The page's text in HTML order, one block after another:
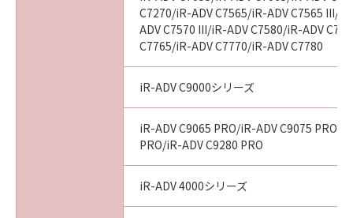
C7270/iR-ADV C7565/iR-ADV C7565 III/
ADV C7570 III/iR-ADV C7580/iR-ADV
C7765/iR-ADV C7770/iR-ADV C7780
iR-ADV C9000シリーズ
iR-ADV C9065 PRO/iR-ADV C9075 PRO/
PRO/iR-ADV C9280 PRO
iR-ADV 4000シリーズ